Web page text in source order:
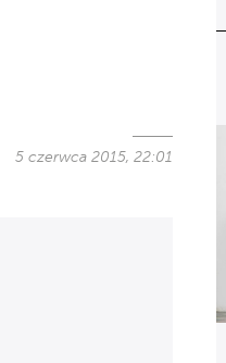
5 czerwca 2015, 22:01